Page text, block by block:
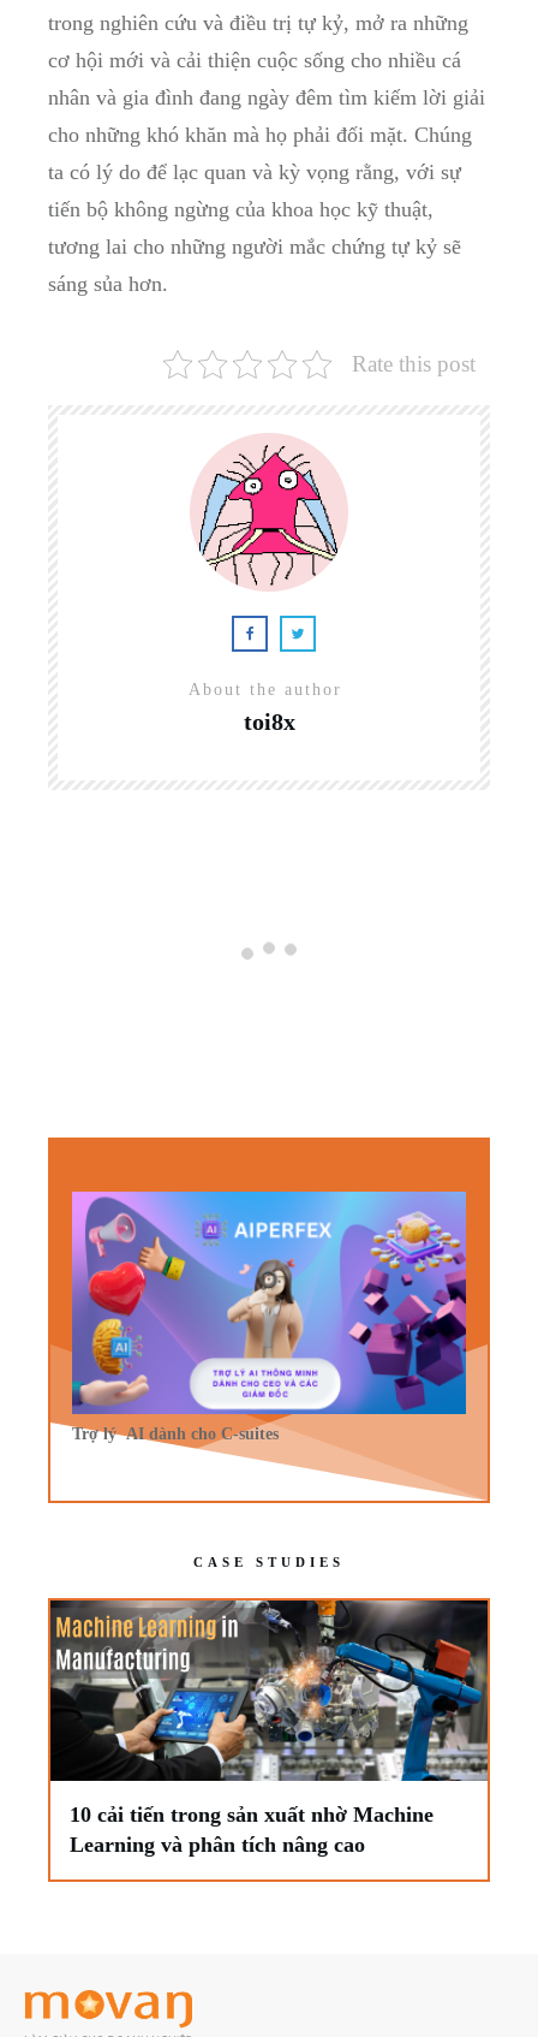
trong nghiên cứu và điều trị‌ tự kỷ, mở ​ra những
cơ hội mới và‌ cải ⁢thiện cuộc sống cho nhiều cá
nhân và gia đình đang ngày đêm tìm ‌kiếm lời giải
cho⁢ những khó khăn mà họ phải đối mặt. Chúng
⁤ta có lý do để ​lạc quan và kỳ vọng rằng, với sự‍
tiến‍ bộ không ngừng của khoa học kỹ ​thuật,
tương lai cho những ⁢người mắc chứng‌ tự kỷ sẽ
‌sáng sủa hơn.
Rate this post
About the author
toi8x
Trợ lý AI dành cho C-suites
CASE STUDIES
10 cải tiến trong sản xuất nhờ Machine
Learning và phân tích nâng cao